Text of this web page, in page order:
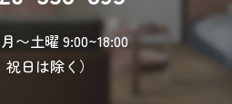
〜土曜 9:00~18:00
祝日は除く）